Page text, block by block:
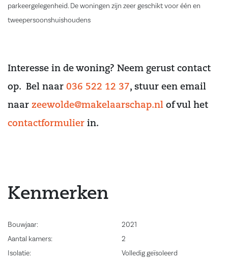
parkeergelegenheid. De woningen zijn zeer geschikt voor één en
tweepersoonshuishoudens
Interesse in de woning? Neem gerust contact
op. Bel naar 036 522 12 37, stuur een email
naar zeewolde@makelaarschap.nl of vul het
contactformulier in.
Kenmerken
Bouwjaar:
2021
Aantal kamers:
2
Isolatie:
Volledig geïsoleerd